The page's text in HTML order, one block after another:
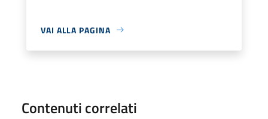
VAI ALLA PAGINA
Contenuti correlati